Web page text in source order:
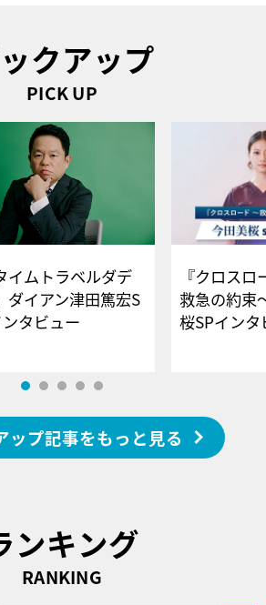
クアップ
PICK UP
イムトラベルダデ
ダイアン津田篤宏S
ンタビュー
『クロス
救急の約束
桜SPイ
ップ記事をもっと見る
ンキング
RANKING